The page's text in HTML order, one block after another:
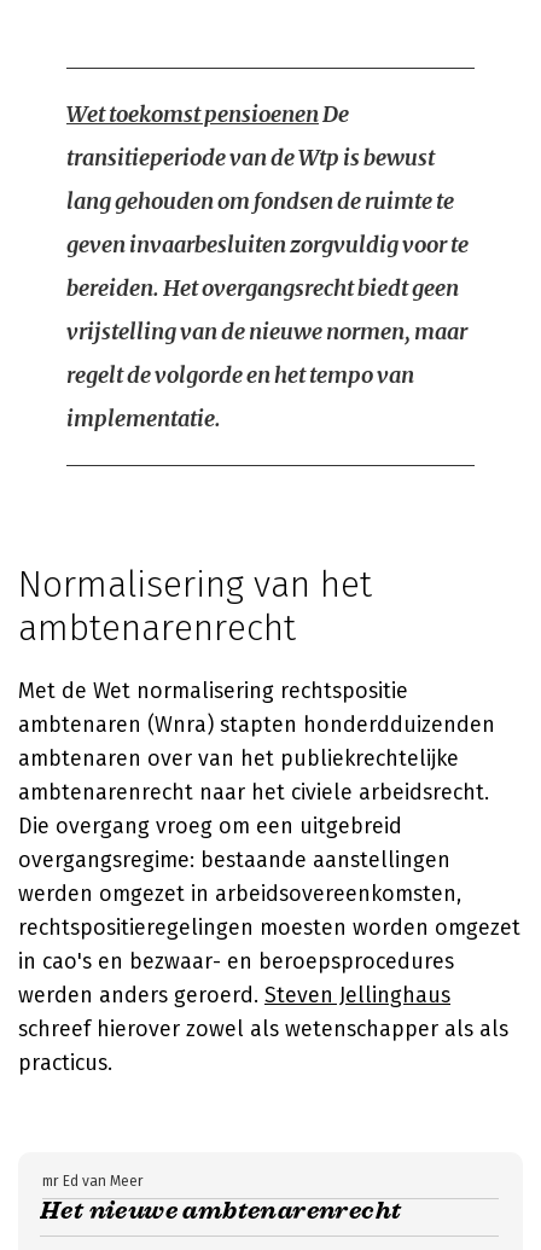
Wet toekomst pensioenenDe
transitieperiode van de Wtp is bewust
lang gehouden om fondsen de ruimte te
geven invaarbesluiten zorgvuldig voor te
bereiden. Het overgangsrecht biedt geen
vrijstelling van de nieuwe normen, maar
regelt de volgorde en het tempo van
implementatie.
Normalisering van het
ambtenarenrecht
Met de Wet normalisering rechtspositie
ambtenaren (Wnra) stapten honderdduizenden
ambtenaren over van het publiekrechtelijke
ambtenarenrecht naar het civiele arbeidsrecht.
Die overgang vroeg om een uitgebreid
overgangsregime: bestaande aanstellingen
werden omgezet in arbeidsovereenkomsten,
rechtspositieregelingen moesten worden omgezet
in cao's en bezwaar- en beroepsprocedures
werden anders geroerd. Steven Jellinghaus
schreef hierover zowel als wetenschapper als als
practicus.
Het nieuwe ambtenarenrecht
mr Ed van Meer